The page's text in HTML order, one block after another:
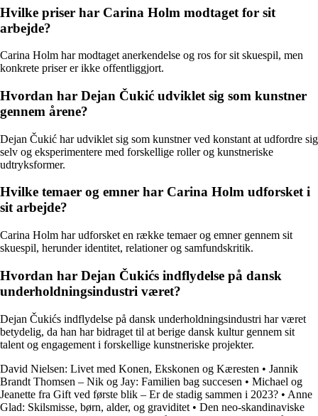
Hvilke priser har Carina Holm modtaget for sit
arbejde?
Carina Holm har modtaget anerkendelse og ros for sit skuespil, men
konkrete priser er ikke offentliggjort.
Hvordan har Dejan Čukić udviklet sig som kunstner
gennem årene?
Dejan Čukić har udviklet sig som kunstner ved konstant at udfordre sig
selv og eksperimentere med forskellige roller og kunstneriske
udtryksformer.
Hvilke temaer og emner har Carina Holm udforsket i
sit arbejde?
Carina Holm har udforsket en række temaer og emner gennem sit
skuespil, herunder identitet, relationer og samfundskritik.
Hvordan har Dejan Čukićs indflydelse på dansk
underholdningsindustri været?
Dejan Čukićs indflydelse på dansk underholdningsindustri har været
betydelig, da han har bidraget til at berige dansk kultur gennem sit
talent og engagement i forskellige kunstneriske projekter.
David Nielsen: Livet med Konen, Ekskonen og Kæresten • Jannik
Brandt Thomsen – Nik og Jay: Familien bag succesen • Michael og
Jeanette fra Gift ved første blik – Er de stadig sammen i 2023? • Anne
Glad: Skilsmisse, børn, alder, og graviditet • Den neo-skandinaviske